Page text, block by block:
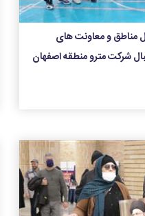
مناطق و معاونت های
شرکت مترو منطقه اصفهان